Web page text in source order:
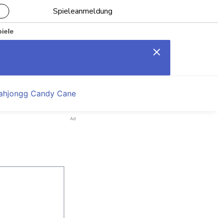
Spieleanmeldung
Candy Cane
Ad